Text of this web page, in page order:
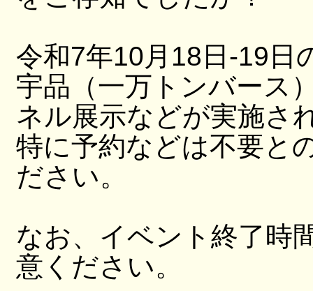
令和7年10月18日-19日
宇品（一万トンバース
ネル展示などが実施さ
特に予約などは不要と
ださい。
なお、イベント終了時
意ください。